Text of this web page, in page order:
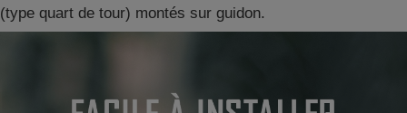
(type quart de tour) montés sur guidon.